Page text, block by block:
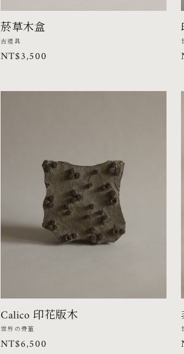
菸草木盒
廠
商：
古道具
定
NT$3,500
Calico 印花版木
廠
商：
世界の骨董
定
NT$6,500